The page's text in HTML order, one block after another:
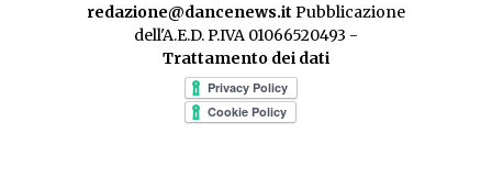
redazione@dancenews.it Pubblicazione
dell'A.E.D. P.IVA 01066520493 -
Trattamento dei dati